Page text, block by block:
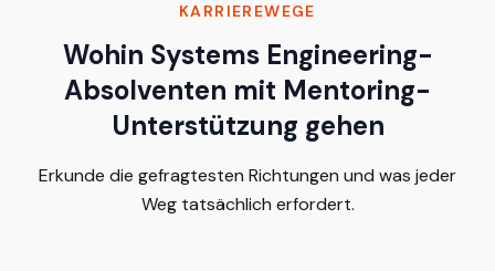
KARRIEREWEGE
Wohin Systems Engineering-
Absolventen mit Mentoring-
Unterstützung gehen
Erkunde die gefragtesten Richtungen und was jeder
Weg tatsächlich erfordert.